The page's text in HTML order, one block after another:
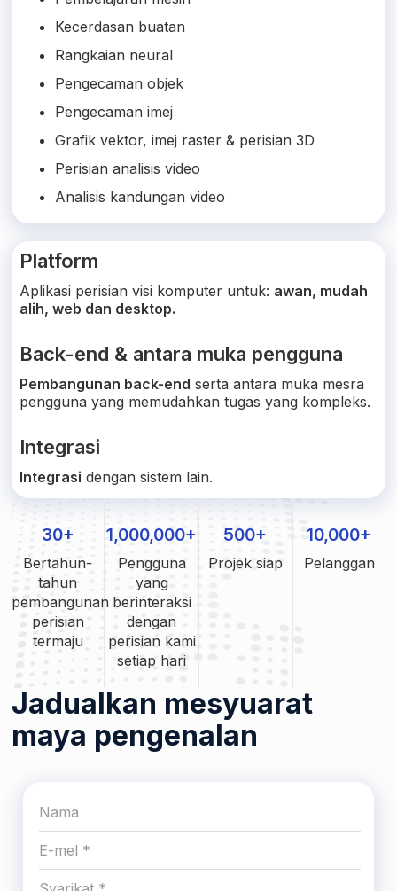
Kecerdasan buatan
Rangkaian neural
Pengecaman objek
Pengecaman imej
Grafik vektor, imej raster & perisian 3D
Perisian analisis video
Analisis kandungan video
Platform
Aplikasi perisian visi komputer untuk: awan, mudah
alih, web dan desktop.
Back-end & antara muka pengguna
Pembangunan back-end serta antara muka mesra
pengguna yang memudahkan tugas yang kompleks.
Integrasi
Integrasi dengan sistem lain.
30+
Bertahun-
tahun
pembangunan
perisian
termaju
1,000,000+
Pengguna
yang
berinteraksi
dengan
perisian kami
setiap hari
500+
Projek siap
10,000+
Pelanggan
Jadualkan mesyuarat
maya pengenalan